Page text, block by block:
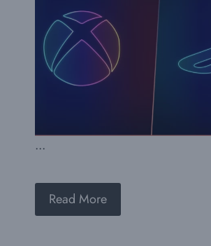
...
Read More